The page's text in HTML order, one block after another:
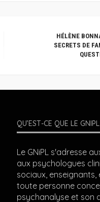
HÉLÈNE
SECRETS DE
QU’EST-CE QUE LE
Le GNiPL s'adresse
aux psychologues
sociaux, enseignants,
toute personne
psychanalyse et son